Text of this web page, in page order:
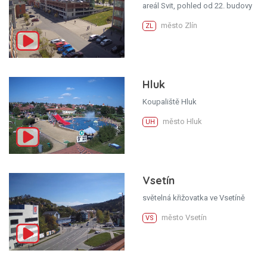
areál Svit, pohled od 22. budovy
ZL město Zlín
Hluk
Koupaliště Hluk
UH město Hluk
Vsetín
světelná křižovatka ve Vsetíně
VS město Vsetín